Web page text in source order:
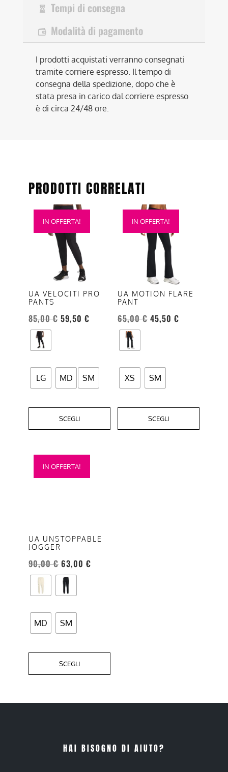
Tempi di consegna
Modalità di pagamento
I prodotti acquistati verranno consegnati
tramite corriere espresso. Il tempo di
consegna della spedizione, dopo che è
stata presa in carico dal corriere espresso
è di circa 24/48 ore.
PRODOTTI CORRELATI
IN OFFERTA!
UA VELOCITI PRO
PANTS
85,00€ 59,50 €
LG MD SM
SCEGLI
Questo
prodotto
opzioni
possono
essere
scelte
nella
del
prodotto
IN OFFERTA!
UA MOTION FLARE
PANT
65,00€ 45,50 €
XS SM
SCEGLI
Questo
prodotto
varianti.
opzioni
possono
essere
scelte
nella
del
prodotto
IN OFFERTA!
UA UNSTOPPABLE
JOGGER
90,00€ 63,00 €
MD SM
SCEGLI
Questo
prodotto
opzioni
possono
essere
scelte
nella
del
prodotto
HAI BISOGNO DI AIUTO?